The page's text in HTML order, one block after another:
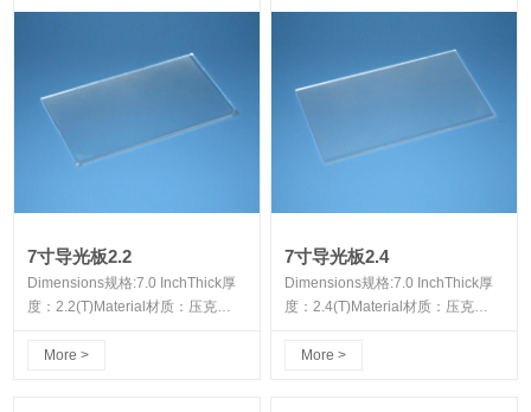
7寸导光板2.2
Dimensions规格:7.0 InchThick厚
度：2.2(T)Material材质：压克
More >
7寸导光板2.4
Dimensions规格:7.0 InchThick厚
度：2.4(T)Material材质：压克
More >